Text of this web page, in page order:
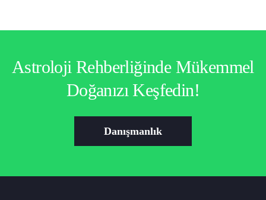
Astroloji Rehberliğinde Mükemmel
Doğanızı Keşfedin!
Danışmanlık